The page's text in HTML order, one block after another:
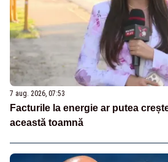
7 aug. 2026, 07:53
Facturile la energie ar putea
această toamnă